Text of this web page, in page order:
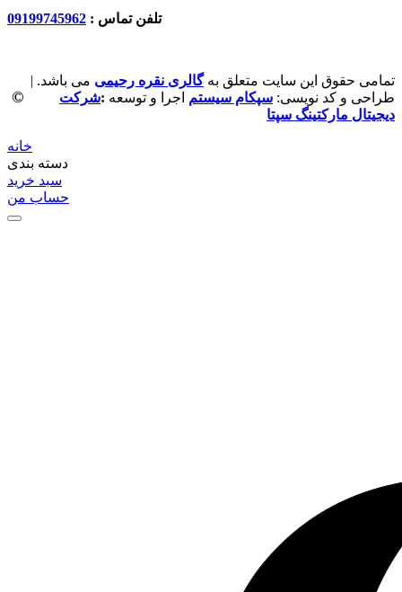
تلفن تماس : 09199745962
©
تمامی حقوق این سایت متعلق بهگالری نقره رحیمی می باشد. |
طراحی و کد نویسی: سپکام سیستم اجرا و توسعه :شرکت
دیجیتال مارکتینگ سپتا
خانه
دسته بندی
سبد خرید
حساب من